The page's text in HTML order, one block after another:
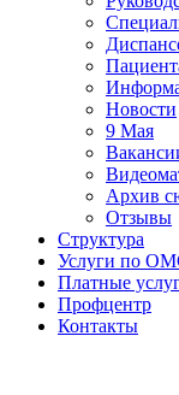
Новости
9 Мая
Архив
Отзывы
Структура
Услуги по
Платные
Профцентр
Контакты